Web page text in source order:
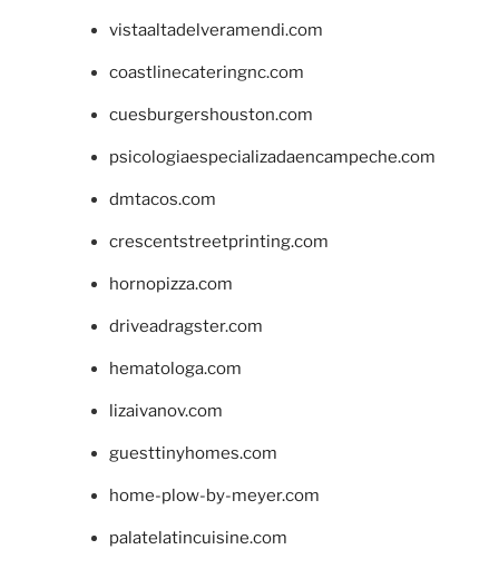
vistaaltadelveramendi.com
coastlinecateringnc.com
cuesburgershouston.com
psicologiaespecializadaencampeche.com
dmtacos.com
crescentstreetprinting.com
hornopizza.com
driveadragster.com
hematologa.com
lizaivanov.com
guesttinyhomes.com
home-plow-by-meyer.com
palatelatincuisine.com